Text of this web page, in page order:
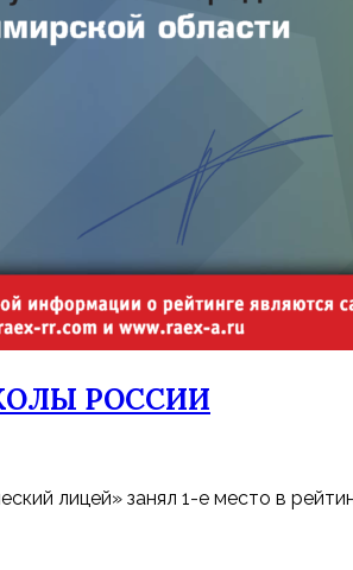
РОССИИ
лицей» занял 1-е место в